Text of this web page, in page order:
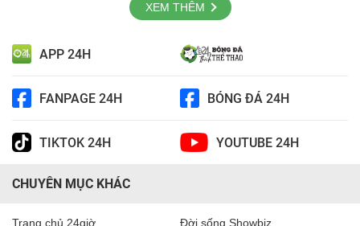
XEM THÊM
APP 24H
FANPAGE 24H BÓNG ĐÁ 24H
TIKTOK 24H YOUTUBE 24H
CHUYÊN MỤC KHÁC
Trang chủ 24giờ Đời sống Showbiz